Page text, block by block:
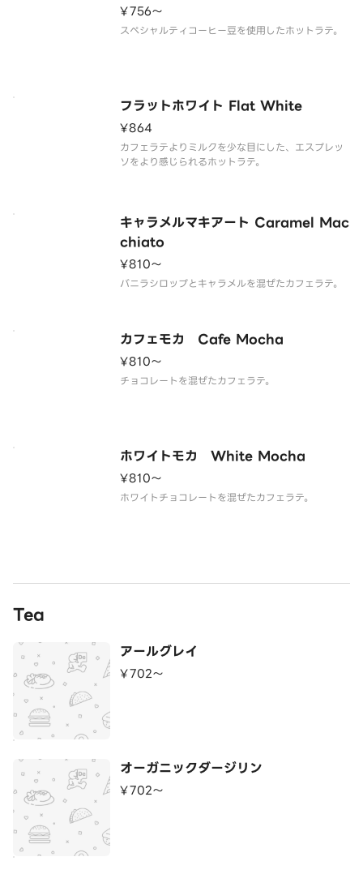
¥756〜
スペシャルティコーヒー豆を使用したホットラテ。
フラットホワイト Flat White
¥864
カフェラテよりミルクを少な目にした、エスプレッ
ソをより感じられるホットラテ。
キャラメルマキアート Caramel Mac
chiato
¥810〜
バニラシロップとキャラメルを混ぜたカフェラテ。
カフェモカ Cafe Mocha
¥810〜
チョコレートを混ぜたカフェラテ。
ホワイトモカ White Mocha
¥810〜
ホワイトチョコレートを混ぜたカフェラテ。
Tea
アールグレイ
¥702〜
オーガニックダージリン
¥702〜